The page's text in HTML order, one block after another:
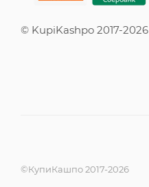
© KupiKashpo 2017-2026
©КупиКашпо 2017-2026